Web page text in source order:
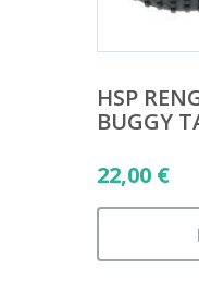
HSP
BUGGY
22,00 €